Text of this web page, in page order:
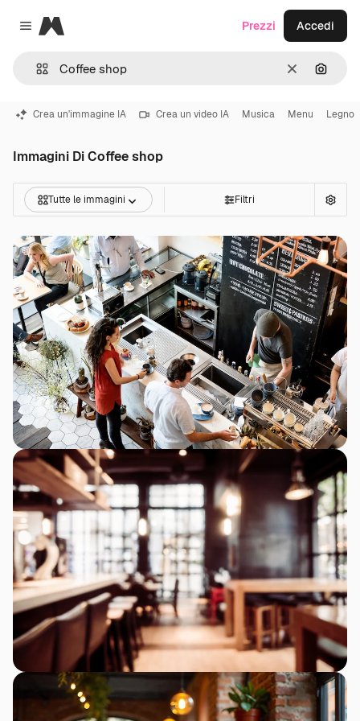
Close menu
Magnific
CancellaCerca
Prezzi Accedi
Crea un'immagine IA Crea un video IA Musica Menu Legno
Immagini Di Coffee shop
Tutte le immagini Filtri